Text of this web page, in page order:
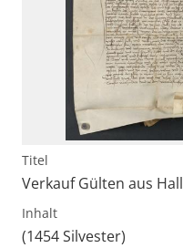
Titel
Verkauf Gülten aus Hall
Inhalt
(1454 Silvester)